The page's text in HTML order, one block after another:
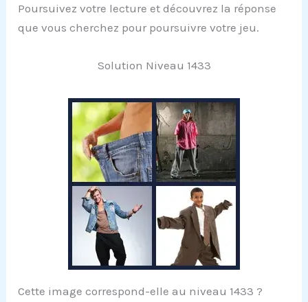
Poursuivez votre lecture et découvrez la réponse
que vous cherchez pour poursuivre votre jeu.
Solution Niveau 1433
Cette image correspond-elle au niveau 1433 ?